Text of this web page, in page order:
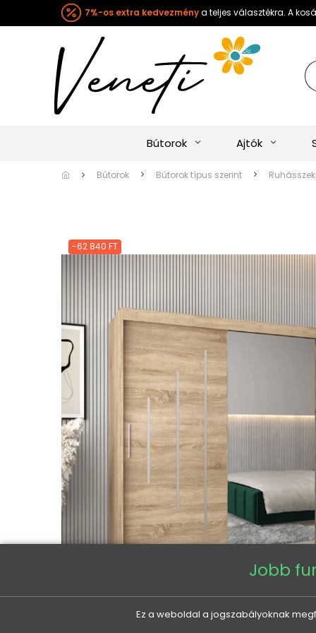
7%-os extra kedvezménya teljes választékra. A
Bútorok Ajtók
Bútorok Bútorok típus szerint
-62 840 FT
Jobb
Ez a weboldal a jogszabályoknak